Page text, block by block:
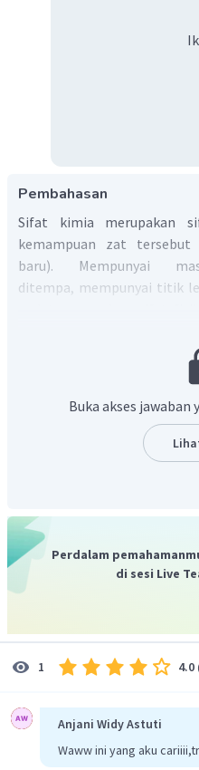
Pembahasan
Sifat kimia merupakan
kemampuan zat tersebut
baru). Mempunyai
ditempa, mempunyai titik
berkarat adalah sifat
proses oksidasi suatu
mempengaruhi.
Jadi, jawaban yang benar
Buka akses
Perdalam
di sesi Live
1 4.0 (
Anjani Widy Astuti
Waww ini yang aku